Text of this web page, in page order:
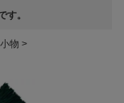
す。
物